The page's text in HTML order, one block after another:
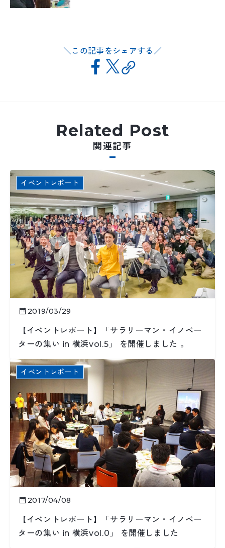
この記事をシェアする
Related Post
関連記事
イベントレポート
2019/03/29
【イベントレポート】「サラリーマン・イノベー
ターの集い in 横浜vol.5」 を開催しました 。
イベントレポート
2017/04/08
【イベントレポート】「サラリーマン・イノベー
ターの集い in 横浜vol.0」 を開催しました